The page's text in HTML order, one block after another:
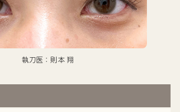
執刀医：則本 翔